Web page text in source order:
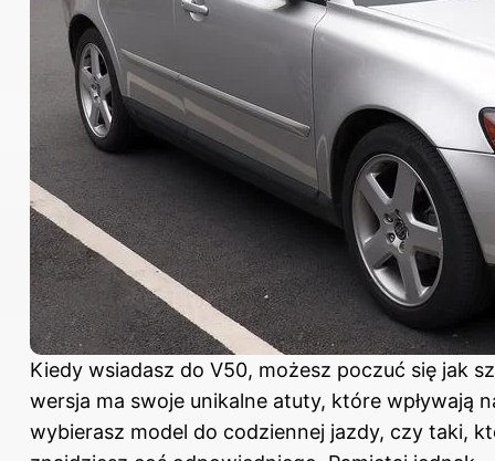
Kiedy wsiadasz do V50, możesz poczuć się jak
wersja ma swoje unikalne atuty, które wpływają
wybierasz model do codziennej jazdy, czy taki,